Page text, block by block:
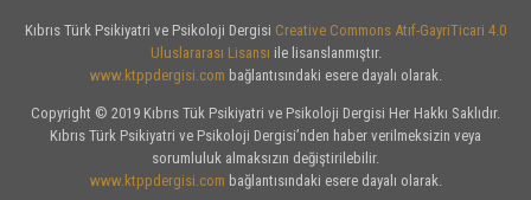
Kıbrıs Türk Psikiyatri ve Psikoloji Dergisi Creative Commons Atıf-GayriTicari 4.0
Uluslararası Lisansı ile lisanslanmıştır.
www.ktppdergisi.com bağlantısındaki esere dayalı olarak.
Copyright © 2019 Kıbrıs Tük Psikiyatri ve Psikoloji Dergisi Her Hakkı Saklıdır.
Kıbrıs Türk Psikiyatri ve Psikoloji Dergisi’nden haber verilmeksizin veya
sorumluluk almaksızın değiştirilebilir.
www.ktppdergisi.com bağlantısındaki esere dayalı olarak.